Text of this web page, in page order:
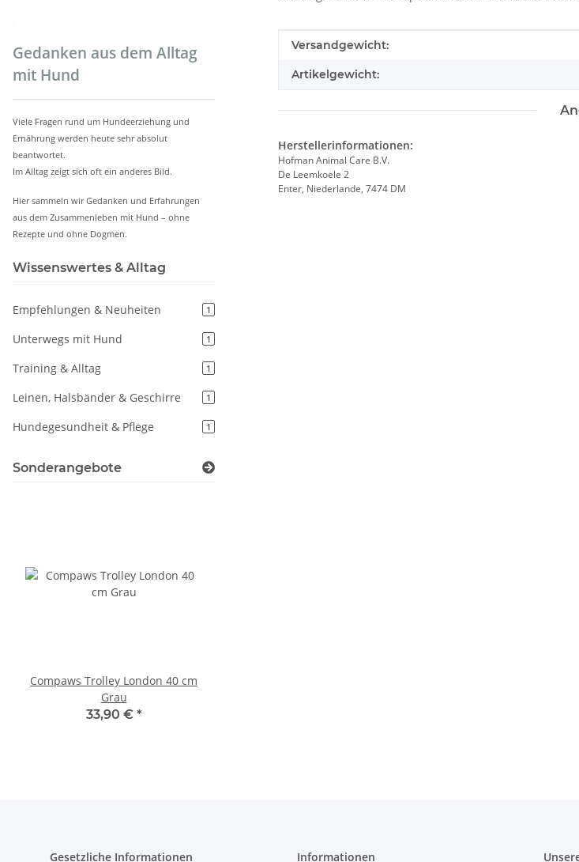
Produkteigenschaft
Wert
Versandgewicht:
Artikelgewicht:
Herstellerinformationen:
Hofman Animal Care B.V.
De Leemkoele 2
Enter, Niederlande, 7474 DM
Gedanken aus dem Alltag
mit Hund
Viele Fragen rund um Hundeerziehung und
Ernährung werden heute sehr absolut
beantwortet.
Im Alltag zeigt sich oft ein anderes Bild.
Hier sammeln wir Gedanken und Erfahrungen
aus dem Zusammenleben mit Hund – ohne
Rezepte und ohne Dogmen.
Wissenswertes & Alltag
Empfehlungen & Neuheiten 1
Unterwegs mit Hund 1
Training & Alltag 1
Leinen, Halsbänder & Geschirre 1
Hundegesundheit & Pflege 1
Sonderangebote
Compaws Trolley London 40 cm
Grau
33,90 € *
Gesetzliche Informationen Informationen